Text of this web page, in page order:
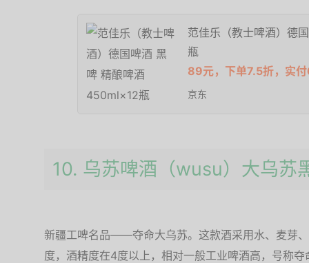
范佳乐（教士啤酒）德
瓶
89元，下单7.5折，实
京东
10. 乌苏啤酒（wusu）大乌苏
新疆工啤名品——夺命大乌苏。这款酒采用水、麦芽
度，酒精度在4度以上，相对一般工业啤酒高，号称